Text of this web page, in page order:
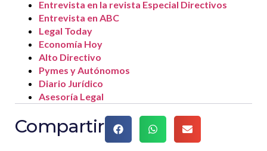
Entrevista en la revista Especial Directivos
Entrevista en ABC
Legal Today
Economía Hoy
Alto Directivo
Pymes y Autónomos
Diario Jurídico
Asesoría Legal
Compartir